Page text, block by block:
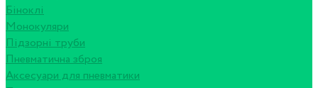
Біноклі
Монокуляри
Підзорні труби
Пневматична зброя
Аксесуари для пневматики